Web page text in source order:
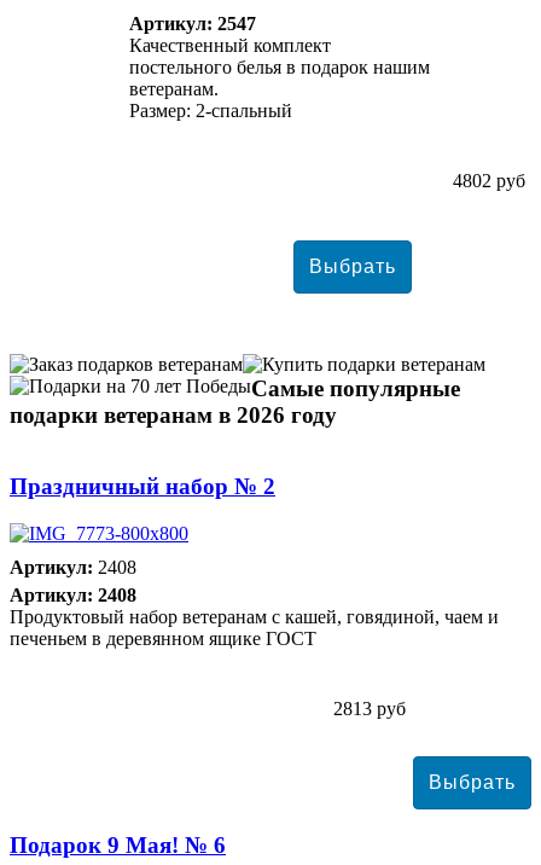
Артикул: 2547
Качественный комплект
постельного белья в подарок нашим
ветеранам.
Размер: 2-спальный
4802 руб
Самые популярные
подарки ветеранам в 2026 году
Праздничный набор № 2
Артикул: 2408
Артикул: 2408
Продуктовый набор ветеранам с кашей, говядиной, чаем и
печеньем в деревянном ящике ГОСТ
2813 руб
Подарок 9 Мая! № 6